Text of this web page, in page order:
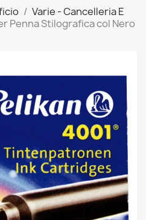
Varie - Cancelleria E
Penna Stilografica col Nero